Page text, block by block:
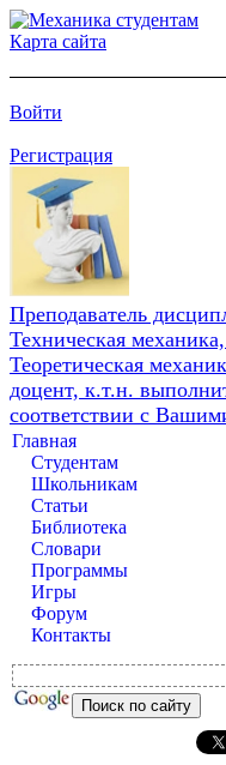
Карта сайта
Войти
Регистрация
Преподаватель
Техническая
Теоретическая
доцент, к.т.н.
соответствии с
Главная
Студентам
Школьникам
Статьи
Библиотека
Словари
Программы
Игры
Форум
Контакты